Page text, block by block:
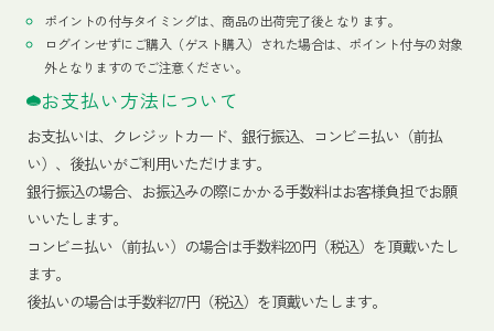
ポイントの付与タイミングは、商品の出荷完了後となります。
ログインせずにご購入（ゲスト購入）された場合は、ポイント付与の対象
外となりますのでご注意ください。
お支払い方法について
お支払いは、クレジットカード、銀行振込、コンビニ払い（前払
い）、後払いがご利用いただけます。
銀行振込の場合、お振込みの際にかかる手数料はお客様負担でお願
いいたします。
コンビニ払い（前払い）の場合は手数料220円（税込）を頂戴いたし
ます。
後払いの場合は手数料277円（税込）を頂戴いたします。